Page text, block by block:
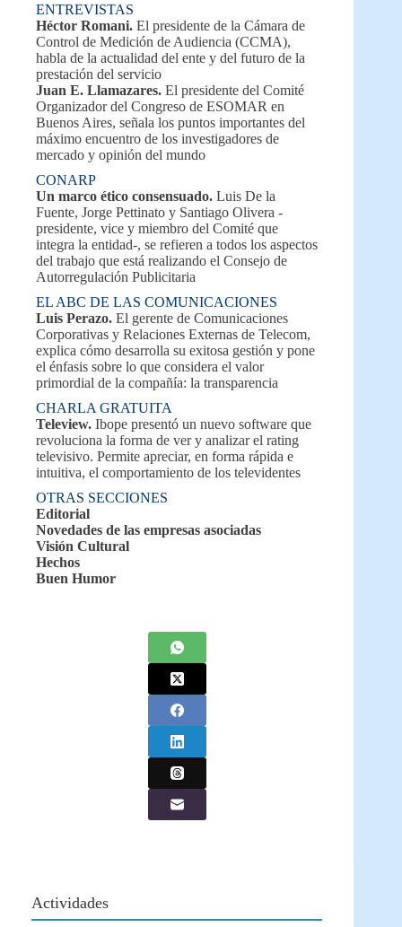
ENTREVISTAS
Héctor Romani. El presidente de la Cámara de
Control de Medición de Audiencia (CCMA),
habla de la actualidad del ente y del futuro de la
prestación del servicio
Juan E. Llamazares. El presidente del Comité
Organizador del Congreso de ESOMAR en
Buenos Aires, señala los puntos importantes del
máximo encuentro de los investigadores de
mercado y opinión del mundo
CONARP
Un marco ético consensuado. Luis De la
Fuente, Jorge Pettinato y Santiago Olivera -
presidente, vice y miembro del Comité que
integra la entidad-, se refieren a todos los aspectos
del trabajo que está realizando el Consejo de
Autorregulación Publicitaria
EL ABC DE LAS COMUNICACIONES
Luis Perazo. El gerente de Comunicaciones
Corporativas y Relaciones Externas de Telecom,
explica cómo desarrolla su exitosa gestión y pone
el énfasis sobre lo que considera el valor
primordial de la compañía: la transparencia
CHARLA GRATUITA
Teleview. Ibope presentó un nuevo software que
revoluciona la forma de ver y analizar el rating
televisivo. Permite apreciar, en forma rápida e
intuitiva, el comportamiento de los televidentes
OTRAS SECCIONES
Editorial
Novedades de las empresas asociadas
Visión Cultural
Hechos
Buen Humor
Actividades